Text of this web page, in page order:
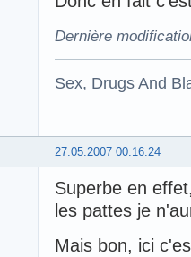
Dernière
Sex, Drugs And
27.05.2007 00:16:24
Superbe en
les pattes je
Mais bon, ici